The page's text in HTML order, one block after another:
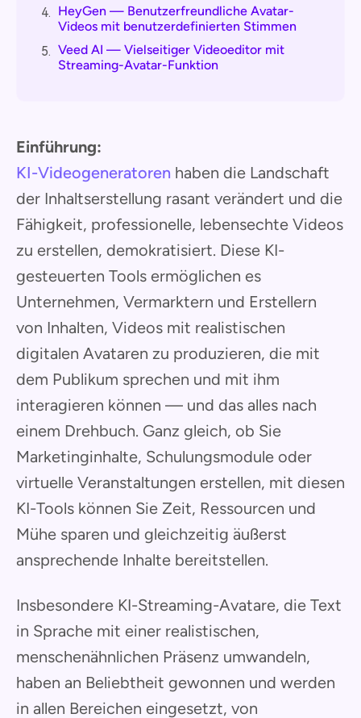
4. HeyGen — Benutzerfreundliche Avatar-
Videos mit benutzerdefinierten Stimmen
5. Veed AI — Vielseitiger Videoeditor mit
Streaming-Avatar-Funktion
Einführung:
KI-Videogeneratoren haben die Landschaft
der Inhaltserstellung rasant verändert und die
Fähigkeit, professionelle, lebensechte Videos
zu erstellen, demokratisiert. Diese KI-
gesteuerten Tools ermöglichen es
Unternehmen, Vermarktern und Erstellern
von Inhalten, Videos mit realistischen
digitalen Avataren zu produzieren, die mit
dem Publikum sprechen und mit ihm
interagieren können — und das alles nach
einem Drehbuch. Ganz gleich, ob Sie
Marketinginhalte, Schulungsmodule oder
virtuelle Veranstaltungen erstellen, mit diesen
KI-Tools können Sie Zeit, Ressourcen und
Mühe sparen und gleichzeitig äußerst
ansprechende Inhalte bereitstellen.
Insbesondere KI-Streaming-Avatare, die Text
in Sprache mit einer realistischen,
menschenähnlichen Präsenz umwandeln,
haben an Beliebtheit gewonnen und werden
in allen Bereichen eingesetzt, von